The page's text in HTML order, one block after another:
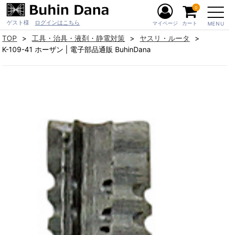
ゲスト様 ログインはこちら MENU
マイページ カート
0
TOP 工具・治具・液剤・静電対策
ヤスリ・ルータ
K-109-41 ホーザン | 電子部品通販 BuhinDana